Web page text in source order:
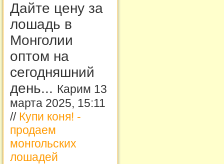
Дайте цену за
лошадь в
Монголии
оптом на
сегодняшний
день... Карим 13
марта 2025, 15:11
// Купи коня! -
продаем
монгольских
лошадей